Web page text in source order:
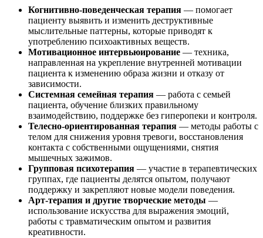
Когнитивно-поведенческая терапия — помогает
пациенту выявить и изменить деструктивные
мыслительные паттерны, которые приводят к
употреблению психоактивных веществ.
Мотивационное интервьюирование — техника,
направленная на укрепление внутренней мотивации
пациента к изменению образа жизни и отказу от
зависимости.
Системная семейная терапия — работа с семьей
пациента, обучение близких правильному
взаимодействию, поддержке без гиперопеки и контроля.
Телесно-ориентированная терапия — методы работы с
телом для снижения уровня тревоги, восстановления
контакта с собственными ощущениями, снятия
мышечных зажимов.
Групповая психотерапия — участие в терапевтических
группах, где пациенты делятся опытом, получают
поддержку и закрепляют новые модели поведения.
Арт-терапия и другие творческие методы —
использование искусства для выражения эмоций,
работы с травматическим опытом и развития
креативности.